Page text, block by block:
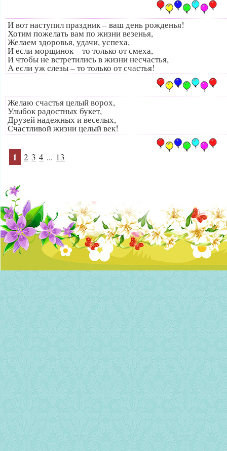
И вот наступил праздник – ваш день рожденья!
Хотим пожелать вам по жизни везенья,
Желаем здоровья, удачи, успеха,
И если морщинок – то только от смеха,
И чтобы не встретились в жизни несчастья,
А если уж слезы – то только от счастья!
Желаю счастья целый ворох,
Улыбок радостных букет,
Друзей надежных и веселых,
Счастливой жизни целый век!
1 2 3 4 ... 13